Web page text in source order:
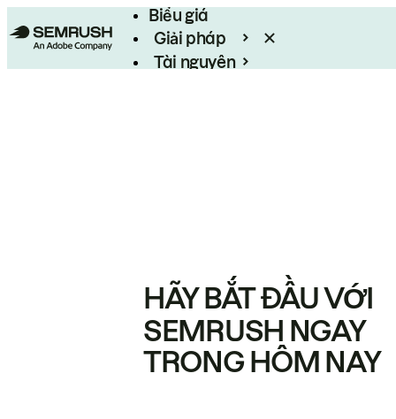
Biểu giá
Giải pháp
Tài nguyên
HÃY BẮT ĐẦU VỚI
SEMRUSH NGAY
TRONG HÔM NAY